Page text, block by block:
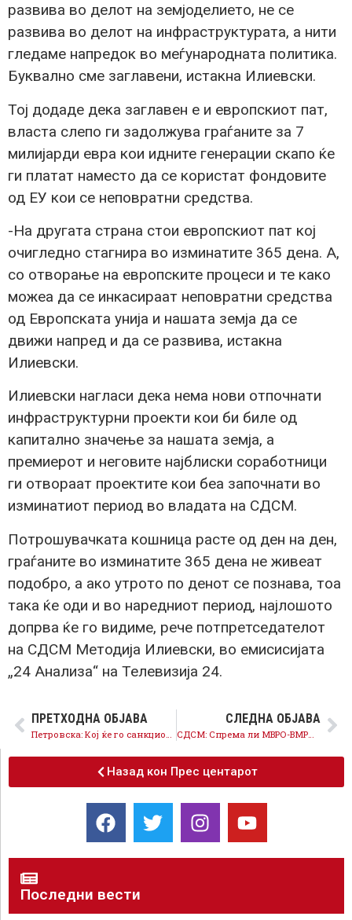
развива во делот на земјоделието, не се
развива во делот на инфраструктурата, а нити
гледаме напредок во меѓународната политика.
Буквално сме заглавени, истакна Илиевски.
Тој додаде дека заглавен е и европскиот пат,
власта слепо ги задолжува граѓаните за 7
милијарди евра кои идните генерации скапо ќе
ги платат наместо да се користат фондовите
од ЕУ кои се неповратни средства.
-На другата страна стои европскиот пат кој
очигледно стагнира во изминатите 365 дена. А,
со отворање на европските процеси и те како
можеа да се инкасираат неповратни средства
од Европската унија и нашата земја да се
движи напред и да се развива, истакна
Илиевски.
Илиевски нагласи дека нема нови отпочнати
инфраструктурни проекти кои би биле од
капитално значење за нашата земја, а
премиерот и неговите најблиски соработници
ги отвораат проектите кои беа започнати во
изминатиот период во владата на СДСМ.
Потрошувачката кошница расте од ден на ден,
граѓаните во изминатите 365 дена не живеат
подобро, а ако утрото по денот се познава, тоа
така ќе оди и во наредниот период, најлошото
допрва ќе го видиме, рече потпретседателот
на СДСМ Методија Илиевски, во емисисијата
„24 Анализа“ на Телевизија 24.
ПРЕТХОДНА ОБЈАВА
Петровска: Кој ќе го санкционира самоволието на службениците во Меѓуопштинскиоте центар во Скопје?
СЛЕДНА ОБЈАВА
СДСМ: Спрема ли МВРО-ВМРО злоупотреби со личните карти пред избори?
Назад кон Прес центарот
Последни вести